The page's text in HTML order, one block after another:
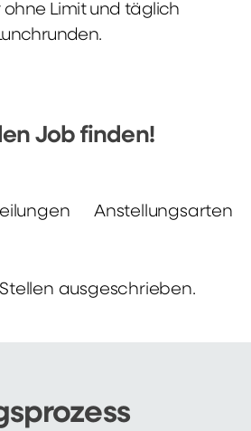
ohne Limit und täglich
Job finden!
Anstellungsarten
ausgeschrieben.